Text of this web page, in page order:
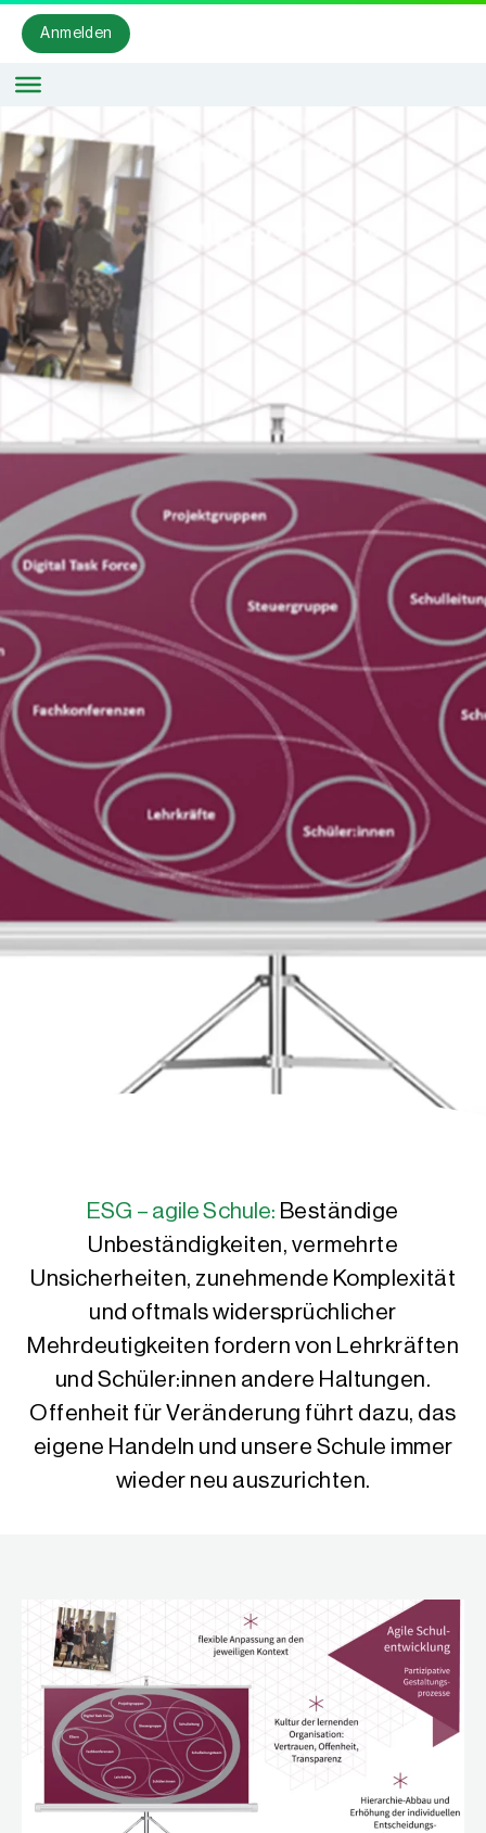
Anmelden
ESG – agile Schule: Beständige
Unbeständigkeiten, vermehrte
Unsicherheiten, zunehmende Komplexität
und oftmals widersprüchlicher
Mehrdeutigkeiten fordern von Lehrkräften
und Schüler:innen andere Haltungen.
Offenheit für Veränderung führt dazu, das
eigene Handeln und unsere Schule immer
wieder neu auszurichten.